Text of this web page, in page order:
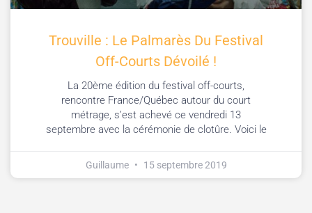
Trouville : Le Palmarès Du Festival
Off-Courts Dévoilé !
La 20ème édition du festival off-courts,
rencontre France/Québec autour du court
métrage, s’est achevé ce vendredi 13
septembre avec la cérémonie de clotûre. Voici le
Guillaume 15 septembre 2019